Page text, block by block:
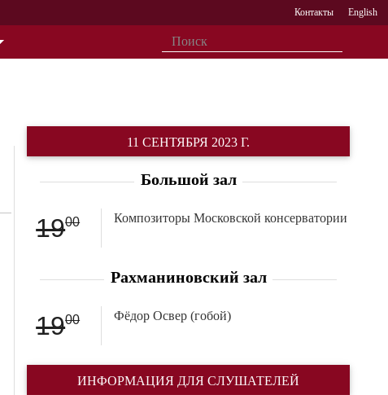
Контакты English
11 СЕНТЯБРЯ 2023 Г.
Большой зал
1900 Композиторы Московской консерватории
Рахманиновский зал
1900 Фёдор Освер (гобой)
ИНФОРМАЦИЯ ДЛЯ СЛУШАТЕЛЕЙ